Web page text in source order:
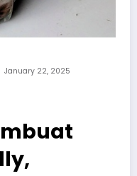
January 22, 2025